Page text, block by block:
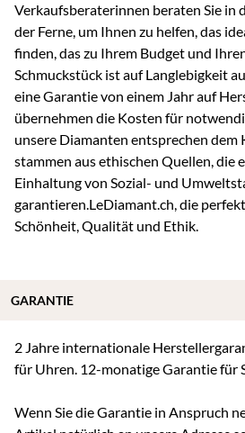
Verkaufsberaterinnen beraten Sie in
der Ferne, um Ihnen zu helfen, das
finden, das zu Ihrem Budget und
Schmuckstück ist auf Langlebigkeit
eine Garantie von einem Jahr auf
übernehmen die Kosten für
unsere Diamanten entsprechen dem
stammen aus ethischen Quellen, die
Einhaltung von Sozial- und
garantieren.LeDiamant.ch, die
Schönheit, Qualität und Ethik.
2 Jahre internationale
für Uhren. 12-monatige Garantie für
Wenn Sie die Garantie in Anspruch
GARANTIE